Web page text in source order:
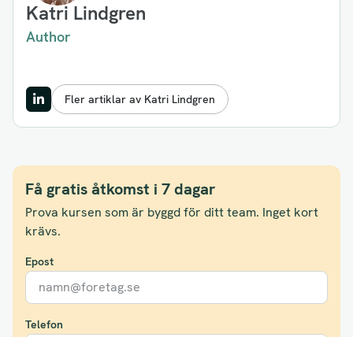
Katri Lindgren
Author
Fler artiklar av Katri Lindgren
Få gratis åtkomst i 7 dagar
Prova kursen som är byggd för ditt team. Inget kort
krävs.
Epost
Telefon